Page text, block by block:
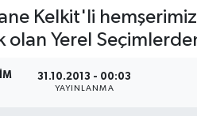
Kelkit'li hemşerimiz
olan Yerel
31.10.2013 - 00:03
YAYINLANMA